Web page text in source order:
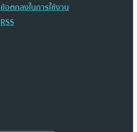
ข้อตกลงในการใช้งาน
RSS